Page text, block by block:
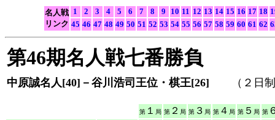
名人戦
リンク
1 2 3 4 5 6 7 8 9 10 11 12 13 14 15 16 17 18
45 46 47 48 49 50 51 52 53 54 55 56 57 58 59 60 61 62
第46期名人戦七番勝負
中原誠名人[40]－谷川浩司王位・棋王[26] （２日制
第 １ 局 第 ２ 局 第 ３ 局 第 ４ 局 第 ５ 局 第